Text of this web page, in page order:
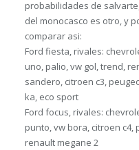
probabilidades de
del monocasco es otro, y
comparar asi:
Ford fiesta, rivales:
uno, palio, vw gol, trend,
sandero, citroen c3,
ka, eco sport
Ford focus, rivales:
punto, vw bora, citroen c4,
renault megane 2